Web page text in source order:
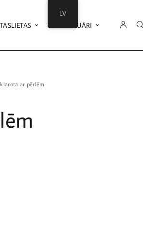
AKSESUĀRI
ar pērlēm
LV